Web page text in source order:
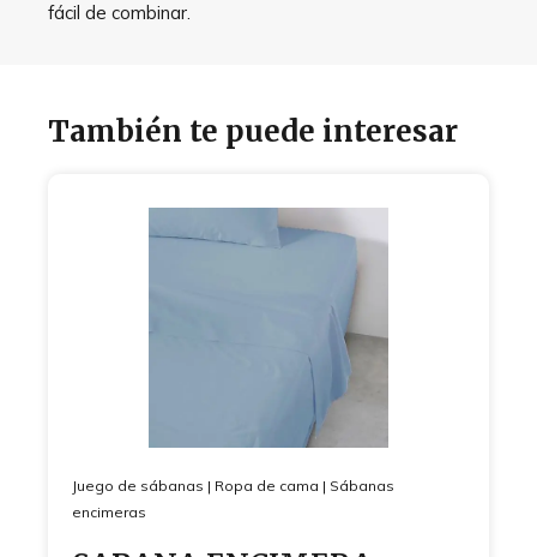
fácil de combinar.
También te puede interesar
Juego de sábanas | Ropa de cama | Sábanas
encimeras